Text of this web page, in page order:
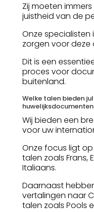
Zij moeten
juistheid van de
Onze specialisten
zorgen voor
Dit is een
proces voor
buitenland.
Welke talen bieden
huwelijksdocumenten
Wij bieden een
voor uw
Onze focus ligt
talen zoals Frans,
Italiaans.
Daarnaast
vertalingen naar
talen zoals Pools